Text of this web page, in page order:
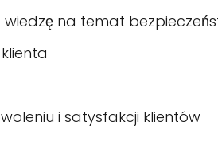
na temat
i satysfakcji klientów